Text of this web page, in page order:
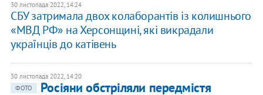
30 листопада 2022, 14:24
СБУ затримала двох колаборантів із колишнього
«МВД РФ» на Херсонщині, які викрадали
українців до катівень
30 листопада 2022, 14:20
ФОТО
Росіяни обстріляли передмістя